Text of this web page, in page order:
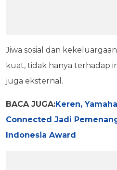
Jiwa sosial dan
kuat, tidak hanya terhadap
juga eksternal.
BACA JUGA:Keren,
Connected Jadi
Indonesia Award